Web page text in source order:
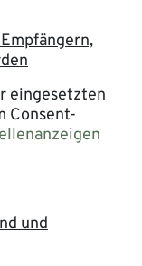
eingesetzten
Consent-
und